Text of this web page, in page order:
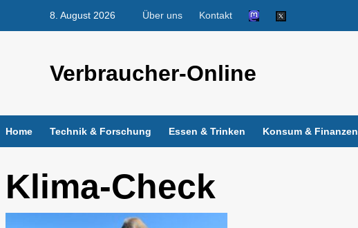
8. August 2026 Über uns Kontakt
Verbraucher-Online
Home Technik & Forschung Essen & Trinken Konsum & Finanzen
Klima-Check